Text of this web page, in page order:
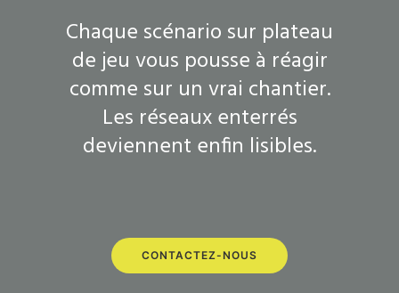
Chaque scénario sur plateau
de jeu vous pousse à réagir
comme sur un vrai chantier.
Les réseaux enterrés
deviennent enfin lisibles.
CONTACTEZ-NOUS